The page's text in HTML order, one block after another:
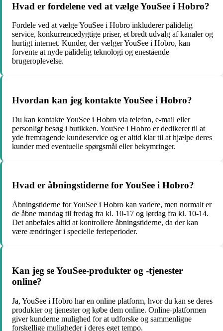
Hvad er fordelene ved at vælge YouSee i Hobro?
Fordele ved at vælge YouSee i Hobro inkluderer pålidelig
service, konkurrencedygtige priser, et bredt udvalg af kanaler og
hurtigt internet. Kunder, der vælger YouSee i Hobro, kan
forvente at nyde pålidelig teknologi og enestående
brugeroplevelse.
Hvordan kan jeg kontakte YouSee i Hobro?
Du kan kontakte YouSee i Hobro via telefon, e-mail eller
personligt besøg i butikken. YouSee i Hobro er dedikeret til at
yde fremragende kundeservice og er altid klar til at hjælpe deres
kunder med eventuelle spørgsmål eller bekymringer.
Hvad er åbningstiderne for YouSee i Hobro?
Åbningstiderne for YouSee i Hobro kan variere, men normalt er
de åbne mandag til fredag ​​fra kl. 10-17 og lørdag fra kl. 10-14.
Det anbefales altid at kontrollere åbningstiderne, da der kan
være ændringer i specielle ferieperioder.
Kan jeg se YouSee-produkter og -tjenester
online?
Ja, YouSee i Hobro har en online platform, hvor du kan se deres
produkter og tjenester og købe dem online. Online-platformen
giver kunderne mulighed for at udforske og sammenligne
forskellige muligheder i deres eget tempo.